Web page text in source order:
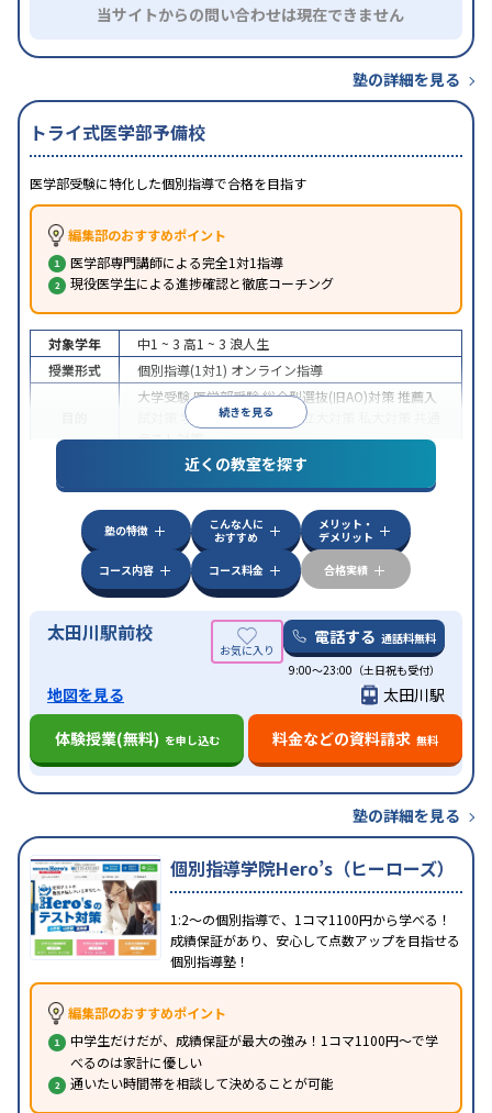
当サイトからの問い合わせは現在できません
塾の詳細を見る
トライ式医学部予備校
医学部受験に特化した個別指導で合格を目指す
編集部のおすすめポイント
医学部専門講師による完全1対1指導
現役医学生による進捗確認と徹底コーチング
続きを見る
対象学年 中1 ~ 3 高1 ~ 3 浪人生
授業形式
個別指導(1対1) オンライン指導
大学受験医学部受験総合型選抜(旧AO)対策推薦入
学校別特化対策 国公立大対策
テスト対策
特徴
中高一貫校生に対応授業の振替可能
オンライン対応1科目から受講可能季節講習の
みの受講可
自習室あり
近くの教室を探す
塾の特徴
こんな人に
おすすめ
メリット・
デメリット
コース内容
コース料金 合格実績
太田川駅前校 電話する 通話料無料
9:00～23:00（土日祝も受付）
地図を見る
太田川駅
体験授業(無料) を申し込む 料金などの資料請求 無料
塾の詳細を見る
個別指導学院Hero’s（ヒーローズ）
1:2～の個別指導で、1コマ1100円から学べる！
成績保証があり、安心して点数アップを目指せる
個別指導塾！
編集部のおすすめポイント
中学生だけだが、成績保証が最大の強み！1コマ1100円～で学
べるのは家計に優しい
通いたい時間帯を相談して決めることが可能